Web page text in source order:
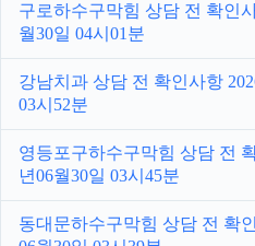
구로하수구막힘 상담 전 확인
월30일 04시01분
강남치과 상담 전 확인사항
03시52분
영등포구하수구막힘 상담 전
년06월30일 03시45분
동대문하수구막힘 상담 전 확